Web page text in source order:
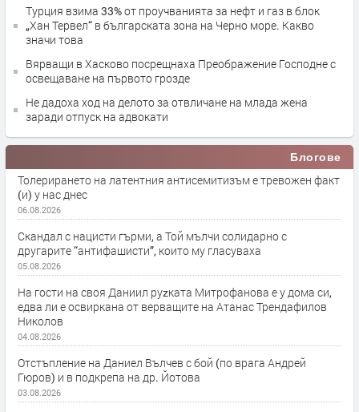
Турция взима 33% от проучванията за нефт и газ в блок
„Хан Тервел“ в българската зона на Черно море. Какво
значи това
Вярващи в Хасково посрещнаха Преображение Господне с
освещаване на първото грозде
Не дадоха ход на делото за отвличане на млада жена
заради отпуск на адвокати
Блогове
Толерирането на латентния антисемитизъм е тревожен факт
(и) у нас днес
06.08.2026
Скандал с нацисти гърми, а Той мълчи солидарно с
другарите “антифашисти”, които му гласуваха
05.08.2026
На гости на своя Даниил руzката Митрофанова е у дома си,
едва ли е освиркана от верващите на Атанас Трендафилов
Николов
04.08.2026
Отстъпление на Даниел Вълчев с бой (по врага Андрей
Гюров) и в подкрепа на др. Йотова
03.08.2026